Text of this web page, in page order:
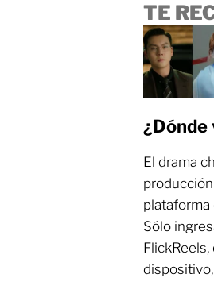
TE
¿Dónde
El drama
Sólo